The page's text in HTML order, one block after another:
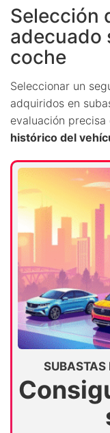
Selección
adecuado
coche
Seleccionar un
adquiridos en
evaluación precisa
histórico del
SUBASTAS